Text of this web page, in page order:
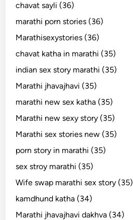
chavat sayli (36)
marathi porn stories (36)
Marathisexystories (36)
chavat katha in marathi (35)
indian sex story marathi (35)
Marathi jhavajhavi (35)
marathi new sex katha (35)
Marathi new sexy story (35)
Marathi sex stories new (35)
porn story in marathi (35)
sex stroy marathi (35)
Wife swap marathi sex story (35)
kamdhund katha (34)
Marathi jhavajhavi dakhva (34)